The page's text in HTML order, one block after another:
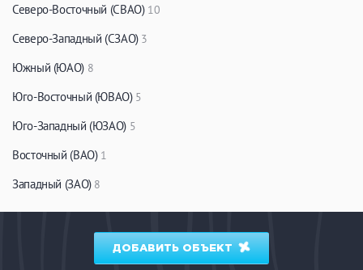
Сеновал
Северо-Восточный (СВАО) 10
Северо-Западный (СЗАО) 3
Южный (ЮАО) 8
Юго-Восточный (ЮВАО) 5
Юго-Западный (ЮЗАО) 5
Восточный (ВАО) 1
Западный (ЗАО) 8
ДОБАВИТЬ ОБЪЕКТ